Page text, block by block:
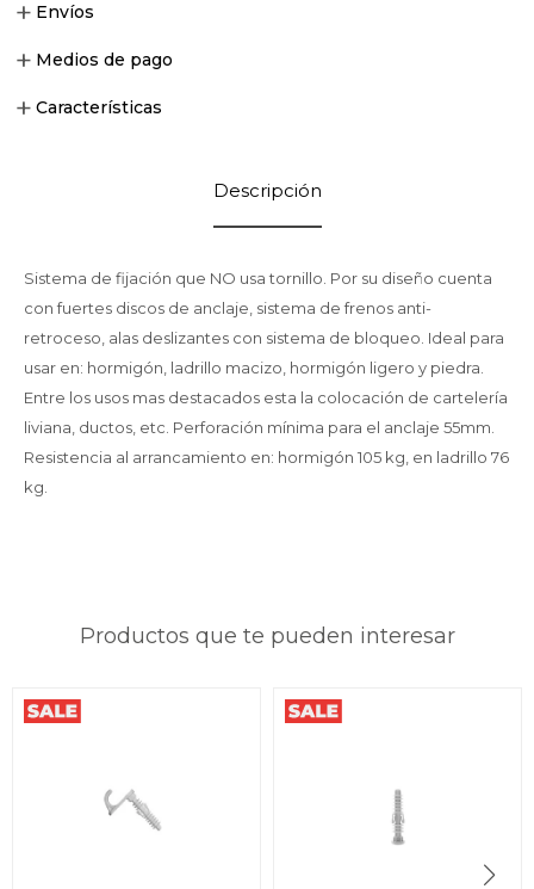
Envíos
Medios de pago
Características
Descripción
Sistema de fijación que NO usa tornillo. Por su diseño cuenta
con fuertes discos de anclaje, sistema de frenos anti-
retroceso, alas deslizantes con sistema de bloqueo. Ideal para
usar en: hormigón, ladrillo macizo, hormigón ligero y piedra.
Entre los usos mas destacados esta la colocación de cartelería
liviana, ductos, etc. Perforación mínima para el anclaje 55mm.
Resistencia al arrancamiento en: hormigón 105 kg, en ladrillo 76
kg.
Productos que te pueden interesar